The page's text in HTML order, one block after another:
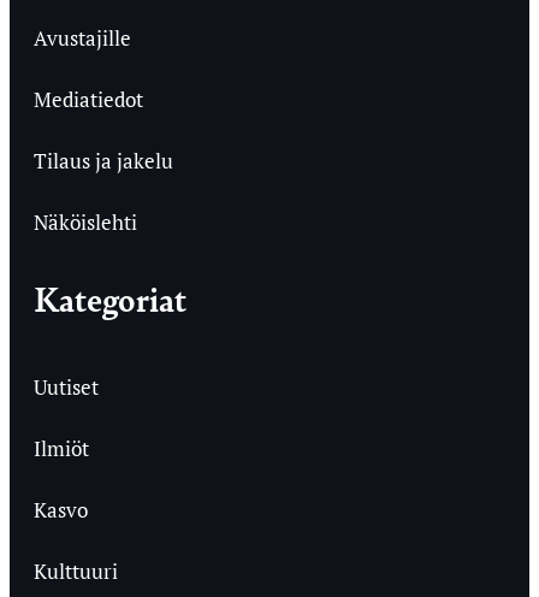
Avustajille
Mediatiedot
Tilaus ja jakelu
Näköislehti
Kategoriat
Uutiset
Ilmiöt
Kasvo
Kulttuuri